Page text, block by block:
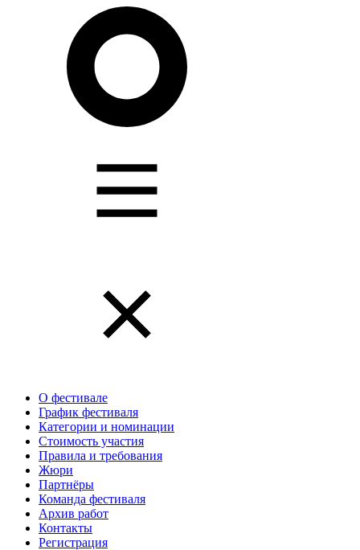
О фестивале
График фестиваля
Категории и номинации
Стоимость участия
Правила и требования
Жюри
Партнёры
Команда фестиваля
Архив работ
Контакты
Регистрация